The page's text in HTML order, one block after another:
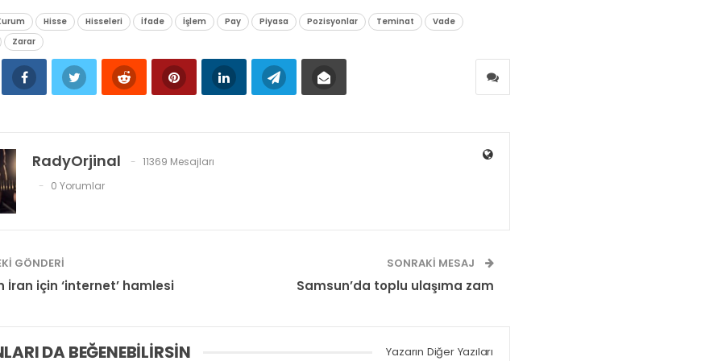
Hisse Hisseleri İfade İşlem Pay Piyasa Pozisyonlar Teminat
Vade
Zarar
RadyOrjinal
11369 Mesajları
0 Yorumlar
GÖNDERI
İran için ‘internet’ hamlesi
SONRAKI MESAJ
Samsun’da toplu ulaşıma zam
DA BEĞENEBILIRSIN Yazarın Diğer Yazıları